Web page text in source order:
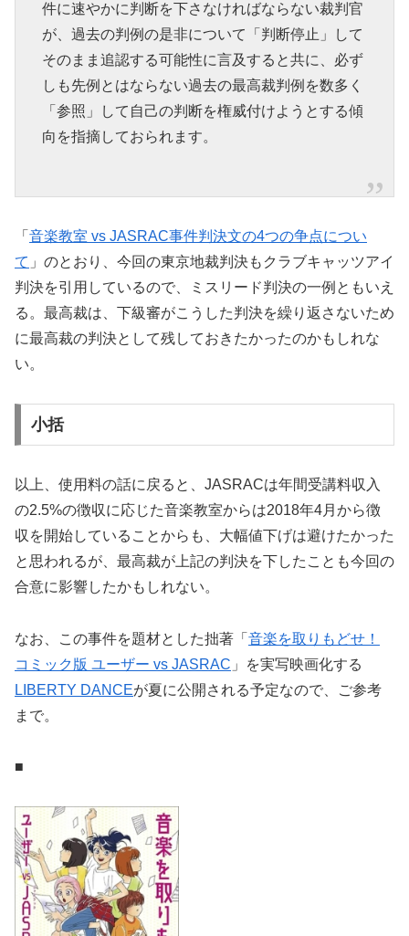
件に速やかに判断を下さなければならない裁判官
が、過去の判例の是非について「判断停止」して
そのまま追認する可能性に言及すると共に、必ず
しも先例とはならない過去の最高裁判例を数多く
「参照」して自己の判断を権威付けようとする傾
向を指摘しておられます。
「 音楽教室 vs JASRAC事件判決文の4つの争点につい
て 」のとおり、今回の東京地裁判決もクラブキャッツアイ
判決を引用しているので、ミスリード判決の一例ともいえ
る。最高裁は、下級審がこうした判決を繰り返さないため
に最高裁の判決として残しておきたかったのかもしれな
い。
小括
以上、使用料の話に戻ると、JASRACは年間受講料収入
の2.5%の徴収に応じた音楽教室からは2018年4月から徴
収を開始していることからも、大幅値下げは避けたかった
と思われるが、最高裁が上記の判決を下したことも今回の
合意に影響したかもしれない。
なお、この事件を題材とした拙著「 音楽を取りもどせ！
コミック版 ユーザー vs JASRAC 」を実写映画化する
LIBERTY DANCEが夏に公開される予定なので、ご参考
まで。
■